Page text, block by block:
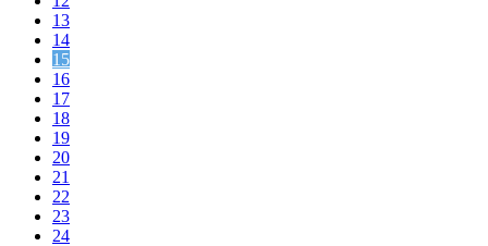
13
14
15
16
17
18
19
20
21
22
23
24